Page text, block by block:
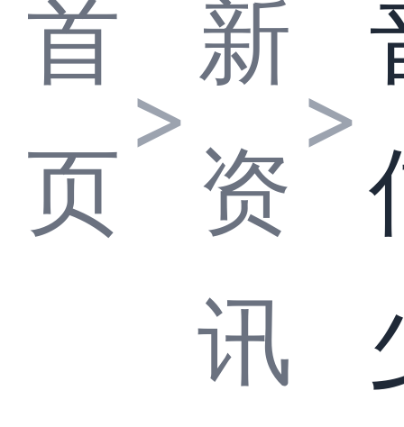
首
页
>
新
资
讯
>